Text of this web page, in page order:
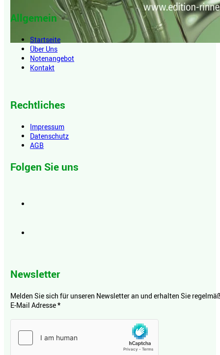
Allgemein
Startseite
Über Uns
Notenangebot
Kontakt
Rechtliches
Impressum
Datenschutz
AGB
Folgen Sie uns
Newsletter
Melden Sie sich für unseren Newsletter an und erhalten Sie
E-Mail Adresse*